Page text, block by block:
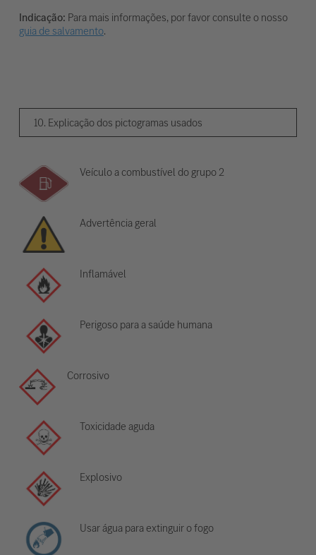
Indicação: Para mais informações, por favor consulte o nosso
guia de salvamento.
10. Explicação dos pictogramas usados
Veículo a combustível do grupo 2
Advertência geral
Inflamável
Perigoso para a saúde humana
Corrosivo
Toxicidade aguda
Explosivo
Usar água para extinguir o fogo